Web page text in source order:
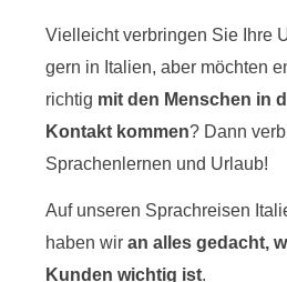
Vielleicht verbringen Sie Ihre
gern in Italien, aber möchten
richtig mit den Menschen in
Kontakt kommen? Dann
Sprachenlernen und Urlaub!
Auf unseren Sprachreisen
haben wir an alles gedacht,
Kunden wichtig ist.